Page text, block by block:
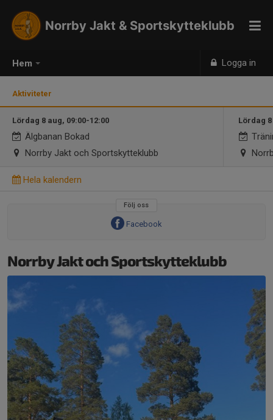
Hem Logga in
Norrby Jakt & Sportskytteklubb
Aktiviteter
Lördag 8 aug, 09:00-12:00
Älgbanan Bokad
Norrby Jakt och Sportskytteklubb
Lördag
Hela kalendern
Följ oss
Facebook
Norrby Jakt och Sportskytteklubb